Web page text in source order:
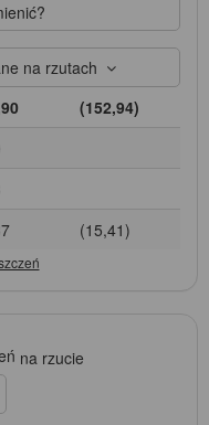
na rzutach
(152,94)
(15,41)
na rzucie